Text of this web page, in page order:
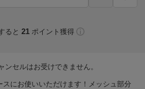
ると 21 ポイント獲得
セルはお受けできません。
にお使いいただけます！メッシュ部分